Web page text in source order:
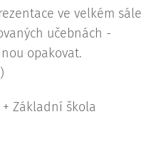
ve velkém sále
učebnách -
opakovat.
+ Základní škola